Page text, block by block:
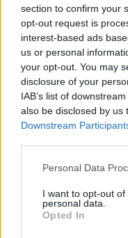
section to confirm your
opt-out request is
interest-based ads
us or personal
your opt-out. You may
disclosure of your
IAB’s list of
also be disclosed by us
Downstream
Personal Data
I want to opt-out
personal data.
Opted In
Commenti
Accedio
commento esprime il pensiero
di VareseNews.it, che rimane
che includano uno o più link a